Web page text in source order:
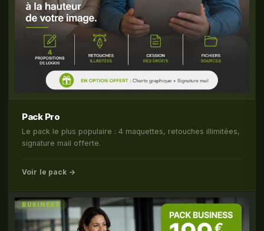
Pack Pro
Le pack le plus populaire : 4 maquettes, retouches illimitées,
signature mail offerte.
Voir le pack →
BUSINESS